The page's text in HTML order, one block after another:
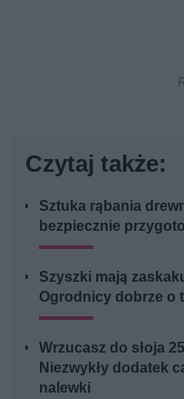
Czytaj także:
Sztuka rąbania
bezpiecznie
Szyszki mają
Ogrodnicy dobrze o
Wrzucasz do słoja
Niezwykły dodatek
nalewki